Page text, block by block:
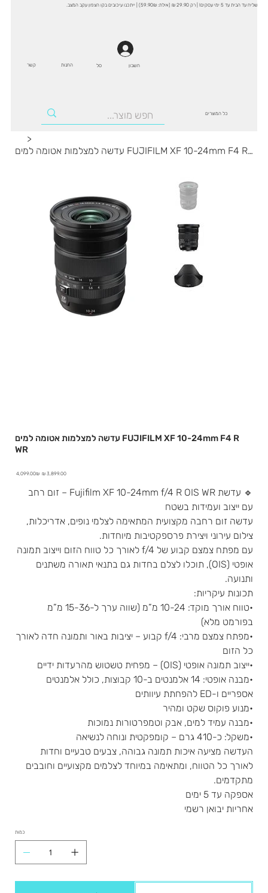
שליח עד הבית עד 5 ימי עסקים! | רק 29.90 ₪ (אילת: 59.90₪) | ייתכנו עיכובים בקו הצפון עקב המצב.
חשבון סל קשר החנות
כל המוצרים
>
עדשה למצלמות אטומה למים FUJIFILM XF 10-24mm F4 R WR
עדשה למצלמות אטומה למים FUJIFILM XF 10-24mm F4 R
WR
מחיר
‏4,099.00 ‏₪ מחיר
‏3,899.00 ‏₪
🔹 עדשת Fujifilm XF 10-24mm f/4 R OIS WR – זום רחב
עם ייצוב ועמידות בשטח
עדשה זום רחבה מקצועית המתאימה לצלמי נופים, אדריכלות,
צילום עירוני ויצירת פרספקטיבות מיוחדות.
עם מפתח צמצם קבוע של f/4 לאורך כל טווח הזום וייצוב תמונה
אופטי (OIS), תוכלו לצלם בחדות גם בתנאי תאורה משתנים
ותנועה.
תכונות עיקריות:
•טווח אורך מוקד: 10-24 מ”מ (שווה ערך ל-15-36 מ”מ
בפורמט מלא)
•מפתח צמצם מרבי: f/4 קבוע – יציבות באור ותמונה חדה לאורך
כל הזום
•ייצוב תמונה אופטי (OIS) – מפחית טשטוש מהרעדות ידיים
•מבנה אופטי: 14 אלמנטים ב-10 קבוצות, כולל אלמנטים
אספריים ו-ED להפחתת עיוותים
•מנוע פוקוס שקט ומהיר
•מבנה עמיד למים, אבק וטמפרטורות נמוכות
•משקל: כ-410 גרם – קומפקטית ונוחה לנשיאה
העדשה מציעה איכות תמונה גבוהה, צבעים טבעיים וחדות
לאורך כל הטווח, ומתאימה במיוחד לצלמים מקצועיים וחובבים
מתקדמים.
אספקה עד 5 ימים
אחריות יבואן רשמי
כמות